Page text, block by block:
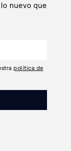
nuevo que
política de